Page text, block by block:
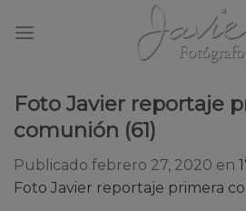
Foto Javier reportaje
comunión (61)
Publicado febrero 27, 2020 en
Foto Javier reportaje primera